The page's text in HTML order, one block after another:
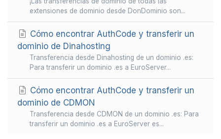
extensiones de dominio desde DonDominio son...
Cómo encontrar AuthCode y transferir un
dominio de Dinahosting
Transferencia desde Dinahosting de un dominio .es:
Para transferir un dominio .es a EuroServer...
Cómo encontrar AuthCode y transferir un
dominio de CDMON
Transferencia desde CDMON de un dominio .es: Para
transferir un dominio .es a EuroServer es...